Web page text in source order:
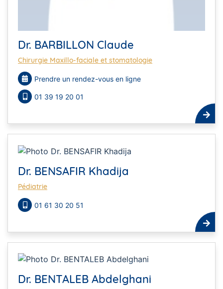
Dr. BARBILLON Claude
Chirurgie Maxillo-faciale et stomatologie
Prendre un rendez-vous en ligne
01 39 19 20 01
Dr. BENSAFIR Khadija
Pédiatrie
01 61 30 20 51
Dr. BENTALEB Abdelghani